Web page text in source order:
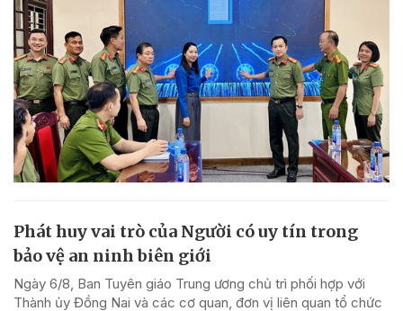
Phát huy vai trò của Người có uy tín trong
bảo vệ an ninh biên giới
Ngày 6/8, Ban Tuyên giáo Trung ương chủ trì phối hợp với
Thành ủy Đồng Nai và các cơ quan, đơn vị liên quan tổ chức